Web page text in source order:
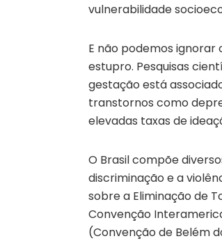
vulnerabilidade
E não podemos
estupro. Pesquisas
gestação está
transtornos como
elevadas taxas de
O Brasil compõe
discriminação e a
sobre a Eliminação de
Convenção
(Convenção de Belém